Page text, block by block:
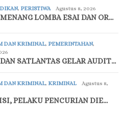
, PERISTIWA Agustus 8, 2026
LOMBA ESAI DAN OR…
DAN KRIMINAL, PEMERINTAHAN,
SATLANTAS GELAR AUDIT…
DAN KRIMINAL, KRIMINAL
Agustus 8,
PELAKU PENCURIAN DIE…